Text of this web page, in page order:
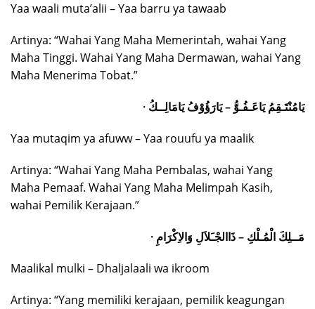
Yaa waali muta’alii – Yaa barru ya tawaab
Artinya: “Wahai Yang Maha Memerintah, wahai Yang
Maha Tinggi. Wahai Yang Maha Dermawan, wahai Yang
Maha Menerima Tobat.”
· يَامُنْتَـقِمُ يَاعَـفُـوُّ – يَارَؤُوْفُ يَامَالِــكُ
Yaa mutaqim ya afuww – Yaa rouufu ya maalik
Artinya: “Wahai Yang Maha Pembalas, wahai Yang
Maha Pemaaf. Wahai Yang Maha Melimpah Kasih,
wahai Pemilik Kerajaan.”
· مَــلِكَ الْمُـلْكِ – ذَاالجْـَلاَلِ وَالاِكْرَامِ
Maalikal mulki – Dhaljalaali wa ikroom
Artinya: “Yang memiliki kerajaan, pemilik keagungan